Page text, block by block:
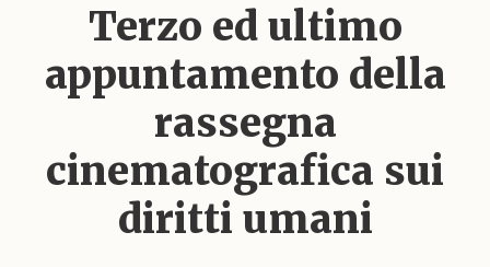
Terzo ed ultimo
appuntamento della
rassegna
cinematografica sui
diritti umani